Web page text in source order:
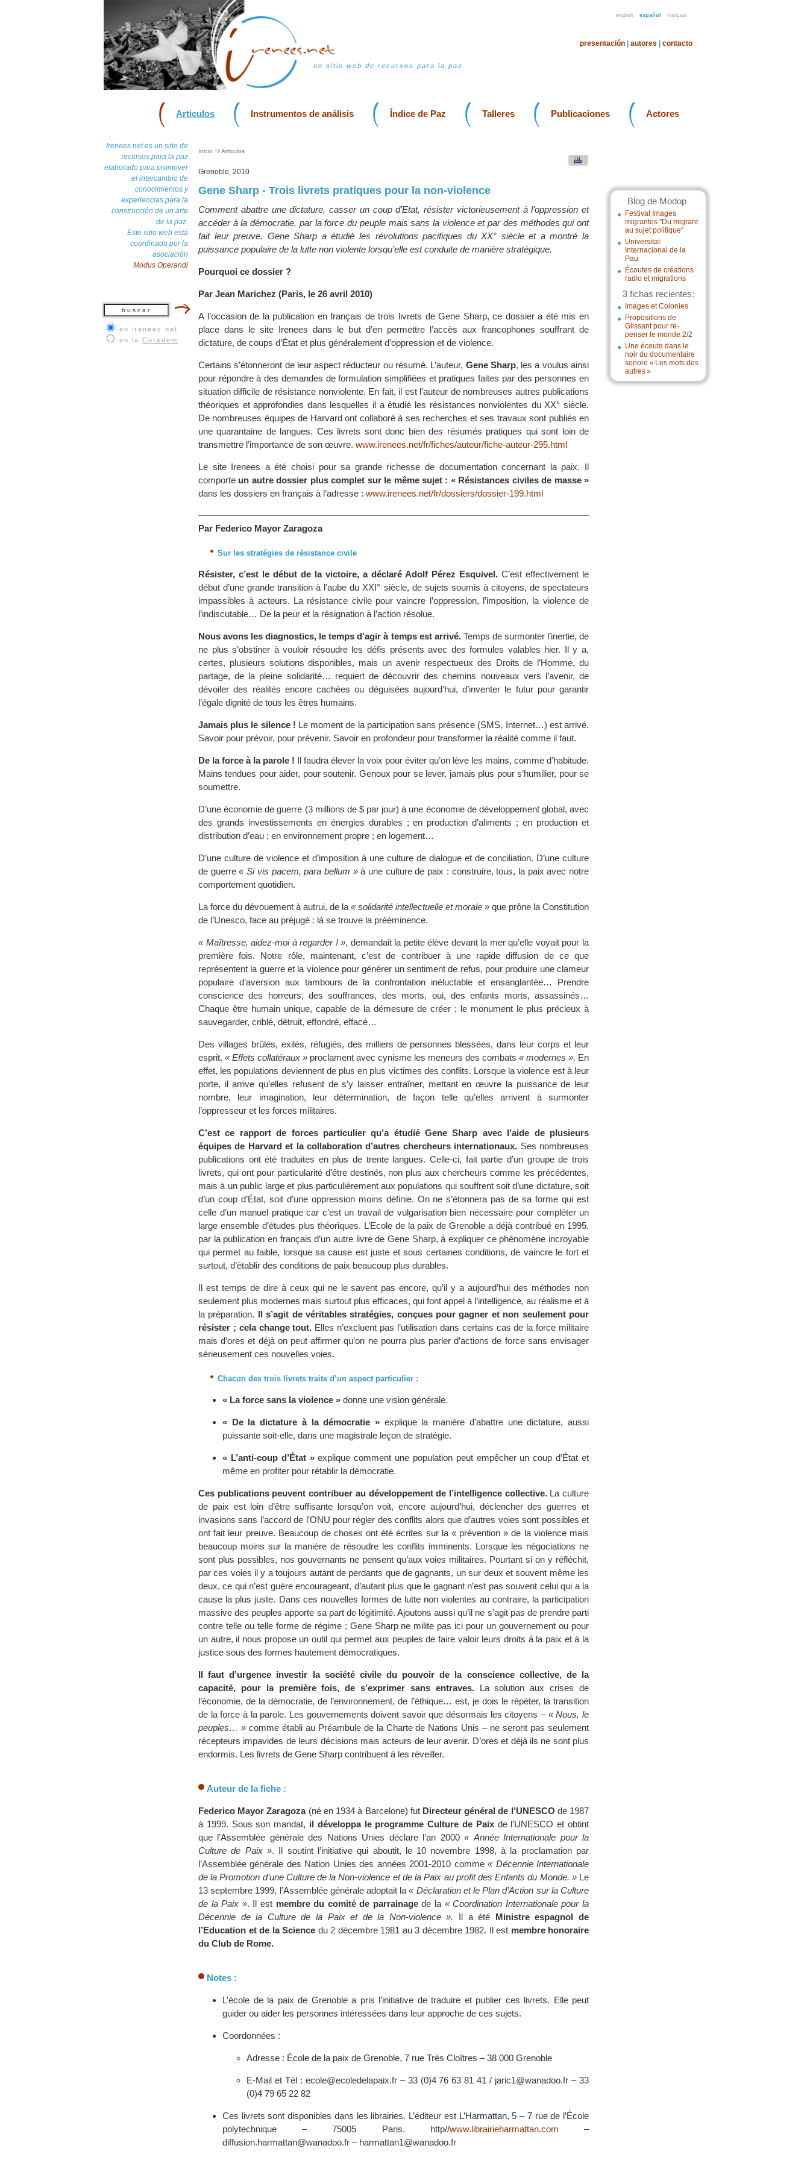
english español français
un sitio web de recursos para la paz
presentación autores contacto
Articulos Instrumentos de análisis Índice de Paz Talleres Publicaciones Actores
Irenees.net es un sitio de
recursos para la paz
elaborado para promover
el intercambio de
conocimientos y
experiencias para la
construcción de un arte
de la paz.
Este sitio web está
coordinado por la
asociación
Modus Operandi
en irenees.net
en la Coredem
Blog de Modop
Festival Images
migrantes "Du migrant
au sujet politique"
Universitat
Internacional de la
Pau
Écoutes de créations
radio et migrations
3 fichas recientes:
Images et Colonies
Propositions de
Glissant pour re-
penser le monde 2/2
Une écoute dans le
noir du documentaire
sonore « Les mots des
autres »
Inicio Articulos
Grenoble, 2010
Gene Sharp - Trois livrets pratiques pour la non-violence
Comment abattre une dictature, casser un coup d’Etat, résister victorieusement à l’oppression et
accéder à la démocratie, par la force du peuple mais sans la violence et par des méthodes qui ont
fait leur preuve. Gene Sharp a étudié les révolutions pacifiques du XX° siècle et a montré la
puissance populaire de la lutte non violente lorsqu’elle est conduite de manière stratégique.
Pourquoi ce dossier ?
Par Jean Marichez (Paris, le 26 avril 2010)
A l’occasion de la publication en français de trois livrets de Gene Sharp, ce dossier a été mis en
place dans le site Irenees dans le but d’en permettre l’accès aux francophones souffrant de
dictature, de coups d’État et plus généralement d’oppression et de violence.
Certains s’étonneront de leur aspect réducteur ou résumé. L’auteur, Gene Sharp, les a voulus ainsi
pour répondre à des demandes de formulation simplifiées et pratiques faites par des personnes en
situation difficile de résistance nonviolente. En fait, il est l’auteur de nombreuses autres publications
théoriques et approfondies dans lesquelles il a étudié les résistances nonviolentes du XX° siècle.
De nombreuses équipes de Harvard ont collaboré à ses recherches et ses travaux sont publiés en
une quarantaine de langues. Ces livrets sont donc bien des résumés pratiques qui sont loin de
transmettre l’importance de son œuvre. www.irenees.net/fr/fiches/auteur/fiche-auteur-295.html
Le site Irenees a été choisi pour sa grande richesse de documentation concernant la paix. Il
comporte un autre dossier plus complet sur le même sujet : « Résistances civiles de masse »
dans les dossiers en français à l’adresse : www.irenees.net/fr/dossiers/dossier-199.html
Par Federico Mayor Zaragoza
Sur les stratégies de résistance civile
Résister, c’est le début de la victoire, a déclaré Adolf Pérez Esquivel. C’est effectivement le
début d’une grande transition à l’aube du XXI° siècle, de sujets soumis à citoyens, de spectateurs
impassibles à acteurs. La résistance civile pour vaincre l’oppression, l’imposition, la violence de
l’indiscutable… De la peur et la résignation à l’action résolue.
Nous avons les diagnostics, le temps d’agir à temps est arrivé.Temps de surmonter l’inertie, de
ne plus s’obstiner à vouloir résoudre les défis présents avec des formules valables hier. Il y a,
certes, plusieurs solutions disponibles, mais un avenir respectueux des Droits de l’Homme, du
partage, de la pleine solidarité… requiert de découvrir des chemins nouveaux vers l’avenir, de
dévoiler des réalités encore cachées ou déguisées aujourd’hui, d’inventer le futur pour garantir
l’égale dignité de tous les êtres humains.
Jamais plus le silence ! Le moment de la participation sans présence (SMS, Internet…) est arrivé.
Savoir pour prévoir, pour prévenir. Savoir en profondeur pour transformer la réalité comme il faut.
De la force à la parole ! Il faudra élever la voix pour éviter qu’on lève les mains, comme d’habitude.
Mains tendues pour aider, pour soutenir. Genoux pour se lever, jamais plus pour s’humilier, pour se
soumettre.
D’une économie de guerre (3 millions de $ par jour) à une économie de développement global, avec
des grands investissements en énergies durables ; en production d’aliments ; en production et
distribution d’eau ; en environnement propre ; en logement…
D’une culture de violence et d’imposition à une culture de dialogue et de conciliation. D’une culture
de guerre« Si vis pacem, para bellum »à une culture de paix : construire, tous, la paix avec notre
comportement quotidien.
La force du dévouement à autrui, de la « solidarité intellectuelle et morale » que prône la Constitution
de l’Unesco, face au préjugé : là se trouve la prééminence.
« Maîtresse, aidez-moi à regarder ! », demandait la petite élève devant la mer qu’elle voyait pour la
première fois. Notre rôle, maintenant, c’est de contribuer à une rapide diffusion de ce que
représentent la guerre et la violence pour générer un sentiment de refus, pour produire une clameur
populaire d’aversion aux tambours de la confrontation inéluctable et ensanglantée… Prendre
conscience des horreurs, des souffrances, des morts, oui, des enfants morts, assassinés…
Chaque être humain unique, capable de la démesure de créer ; le monument le plus précieux à
sauvegarder, criblé, détruit, effondré, effacé…
Des villages brûlés, exilés, réfugiés, des milliers de personnes blessées, dans leur corps et leur
esprit. « Effets collatéraux » proclament avec cynisme les meneurs des combats « modernes ». En
effet, les populations deviennent de plus en plus victimes des conflits. Lorsque la violence est à leur
porte, il arrive qu’elles refusent de s’y laisser entraîner, mettant en œuvre la puissance de leur
nombre, leur imagination, leur détermination, de façon telle qu’elles arrivent à surmonter
l’oppresseur et les forces militaires.
C’est ce rapport de forces particulier qu’a étudié Gene Sharp avec l’aide de plusieurs
équipes de Harvard et la collaboration d’autres chercheurs internationaux. Ses nombreuses
publications ont été traduites en plus de trente langues. Celle-ci, fait partie d’un groupe de trois
livrets, qui ont pour particularité d’être destinés, non plus aux chercheurs comme les précédentes,
mais à un public large et plus particulièrement aux populations qui souffrent soit d’une dictature, soit
d’un coup d’État, soit d’une oppression moins définie. On ne s’étonnera pas de sa forme qui est
celle d’un manuel pratique car c’est un travail de vulgarisation bien nécessaire pour compléter un
large ensemble d’études plus théoriques. L’Ecole de la paix de Grenoble a déjà contribué en 1995,
par la publication en français d’un autre livre de Gene Sharp, à expliquer ce phénomène incroyable
qui permet au faible, lorsque sa cause est juste et sous certaines conditions, de vaincre le fort et
surtout, d’établir des conditions de paix beaucoup plus durables.
Il est temps de dire à ceux qui ne le savent pas encore, qu’il y a aujourd’hui des méthodes non
seulement plus modernes mais surtout plus efficaces, qui font appel à l’intelligence, au réalisme et à
la préparation. Il s’agit de véritables stratégies, conçues pour gagner et non seulement pour
résister ; cela change tout. Elles n’excluent pas l’utilisation dans certains cas de la force militaire
mais d’ores et déjà on peut affirmer qu’on ne pourra plus parler d’actions de force sans envisager
sérieusement ces nouvelles voies.
Chacun des trois livrets traite d’un aspect particulier :
« La force sans la violence » donne une vision générale.
« De la dictature à la démocratie » explique la manière d’abattre une dictature, aussi
puissante soit-elle, dans une magistrale leçon de stratégie.
« L’anti-coup d’État »explique comment une population peut empêcher un coup d’État et
même en profiter pour rétablir la démocratie.
Ces publications peuvent contribuer au développement de l’intelligence collective.La culture
de paix est loin d’être suffisante lorsqu’on voit, encore aujourd’hui, déclencher des guerres et
invasions sans l’accord de l’ONU pour régler des conflits alors que d’autres voies sont possibles et
ont fait leur preuve. Beaucoup de choses ont été écrites sur la « prévention » de la violence mais
beaucoup moins sur la manière de résoudre les conflits imminents. Lorsque les négociations ne
sont plus possibles, nos gouvernants ne pensent qu’aux voies militaires. Pourtant si on y réfléchit,
par ces voies il y a toujours autant de perdants que de gagnants, un sur deux et souvent même les
deux, ce qui n’est guère encourageant, d’autant plus que le gagnant n’est pas souvent celui qui a la
cause la plus juste. Dans ces nouvelles formes de lutte non violentes au contraire, la participation
massive des peuples apporte sa part de légitimité. Ajoutons aussi qu’il ne s’agit pas de prendre parti
contre telle ou telle forme de régime ; Gene Sharp ne milite pas ici pour un gouvernement ou pour
un autre, il nous propose un outil qui permet aux peuples de faire valoir leurs droits à la paix et à la
justice sous des formes hautement démocratiques.
Il faut d’urgence investir la société civile du pouvoir de la conscience collective, de la
capacité, pour la première fois, de s’exprimer sans entraves.La solution aux crises de
l’économie, de la démocratie, de l’environnement, de l’éthique… est, je dois le répéter, la transition
de la force à la parole. Les gouvernements doivent savoir que désormais les citoyens – « Nous, le
peuples… »comme établi au Préambule de la Charte de Nations Unis – ne seront pas seulement
récepteurs impavides de leurs décisions mais acteurs de leur avenir. D’ores et déjà ils ne sont plus
endormis. Les livrets de Gene Sharp contribuent à les réveiller.
Auteur de la fiche :
Federico Mayor Zaragoza(né en 1934 à Barcelone) fut Directeur général de l’UNESCO de 1987
à 1999. Sous son mandat, il développa le programme Culture de Paixde l’UNESCO et obtint
que l’Assemblée générale des Nations Unies déclare l’an 2000« Année Internationale pour la
Culture de Paix ». Il soutint l’initiative qui aboutit, le 10 novembre 1998, à la proclamation par
l’Assemblée générale des Nation Unies des années 2001-2010 comme« Décennie Internationale
de la Promotion d’une Culture de la Non-violence et de la Paix au profit des Enfants du Monde. »Le
13 septembre 1999, l’Assemblée générale adoptait la« Déclaration et le Plan d’Action sur la Culture
de la Paix ». Il est membre du comité de parrainagede la « Coordination Internationale pour la
Décennie de la Culture de la Paix et de la Non-violence ». Il a été Ministre espagnol de
l’Education et de la Science du 2 décembre 1981 au 3 décembre 1982. Il est membre honoraire
du Club de Rome.
Notes :
L’école de la paix de Grenoble a pris l’initiative de traduire et publier ces livrets. Elle peut
guider ou aider les personnes intéressées dans leur approche de ces sujets.
Coordonnées :
Adresse : École de la paix de Grenoble, 7 rue Très Cloîtres – 38 000 Grenoble
E-Mail et Tél : ecole@ecoledelapaix.fr – 33 (0)4 76 63 81 41 / jaric1@wanadoo.fr – 33
(0)4 79 65 22 82
Ces livrets sont disponibles dans les librairies. L’éditeur est L’Harmattan, 5 – 7 rue de l’École
polytechnique – 75005 Paris. http//www.librairieharmattan.com –
diffusion.harmattan@wanadoo.fr – harmattan1@wanadoo.fr